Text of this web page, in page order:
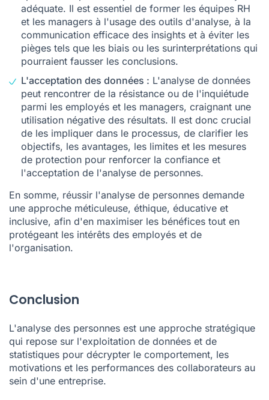
adéquate. Il est essentiel de former les équipes RH
et les managers à l'usage des outils d'analyse, à la
communication efficace des insights et à éviter les
pièges tels que les biais ou les surinterprétations qui
pourraient fausser les conclusions.
L'acceptation des données : L'analyse de données
peut rencontrer de la résistance ou de l'inquiétude
parmi les employés et les managers, craignant une
utilisation négative des résultats. Il est donc crucial
de les impliquer dans le processus, de clarifier les
objectifs, les avantages, les limites et les mesures
de protection pour renforcer la confiance et
l'acceptation de l'analyse de personnes.
En somme, réussir l'analyse de personnes demande
une approche méticuleuse, éthique, éducative et
inclusive, afin d'en maximiser les bénéfices tout en
protégeant les intérêts des employés et de
l'organisation.
Conclusion
L'analyse des personnes est une approche stratégique
qui repose sur l'exploitation de données et de
statistiques pour décrypter le comportement, les
motivations et les performances des collaborateurs au
sein d'une entreprise.